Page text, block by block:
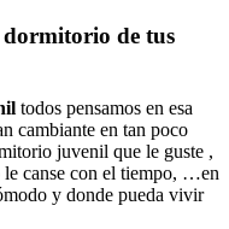
dormitorio de tus
todos pensamos en esa
cambiante en tan poco
juvenil que le guste ,
le canse con el tiempo, …en
y donde pueda vivir